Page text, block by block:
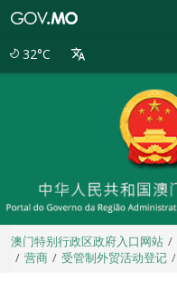
32°C
澳门特别行政区政府入口网站
营商
受管制外贸活动登记